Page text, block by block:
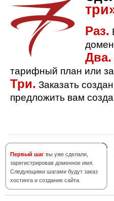
Раз.
Два.
тарифный план или
Три. Заказать
предложить вам
Первый шаг вы уже сделали,
зарегистрировав доменное имя.
Следующими шагами будут заказ
хостинга и создание сайта.